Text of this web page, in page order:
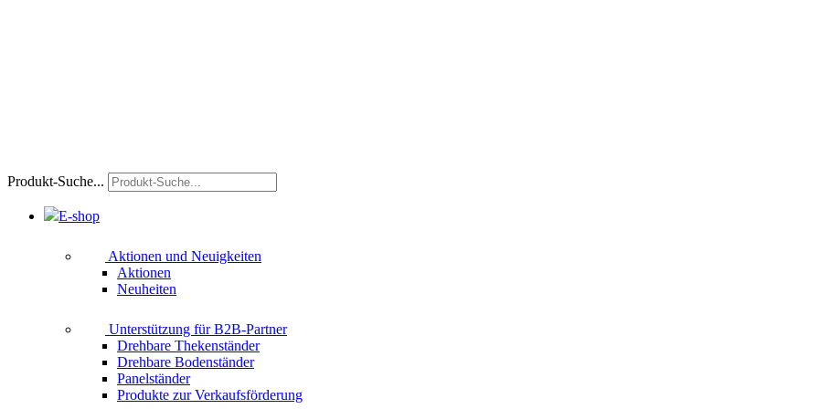
Produkt-Suche...
E-shop
Aktionen und Neuigkeiten
Aktionen
Neuheiten
Unterstützung für B2B-Partner
Drehbare Thekenständer
Drehbare Bodenständer
Panelständer
Produkte zur Verkaufsförderung